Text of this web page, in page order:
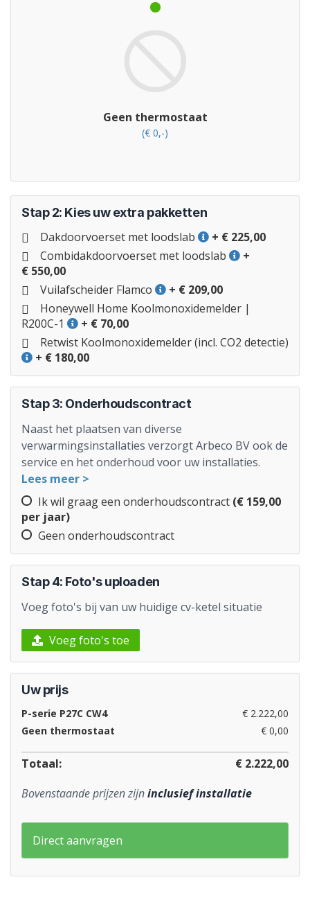
Geen thermostaat
(€ 0,-)
Stap 2: Kies uw extra pakketten
Dakdoorvoerset met loodslab
+ € 225,00
Combidakdoorvoerset met loodslab
+
€ 550,00
Vuilafscheider Flamco
+ € 209,00
Honeywell Home Koolmonoxidemelder |
R200C-1
+ € 70,00
Retwist Koolmonoxidemelder (incl. CO2 detectie)
+ € 180,00
Stap 3: Onderhoudscontract
Naast het plaatsen van diverse
verwarmingsinstallaties verzorgt Arbeco BV ook de
service en het onderhoud voor uw installaties.
Lees meer >
Ik wil graag een onderhoudscontract (€ 159,00
per jaar)
Geen onderhoudscontract
Stap 4: Foto's uploaden
Voeg foto's bij van uw huidige cv-ketel situatie
Voeg foto's toe
Uw prijs
P-serie P27C CW4
€ 2.222,00
Geen thermostaat
€ 0,00
Totaal:
€ 2.222,00
Bovenstaande prijzen zijninclusief installatie
Direct aanvragen